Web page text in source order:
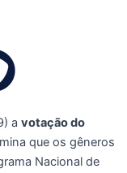
a votação do
que os gêneros
Nacional de